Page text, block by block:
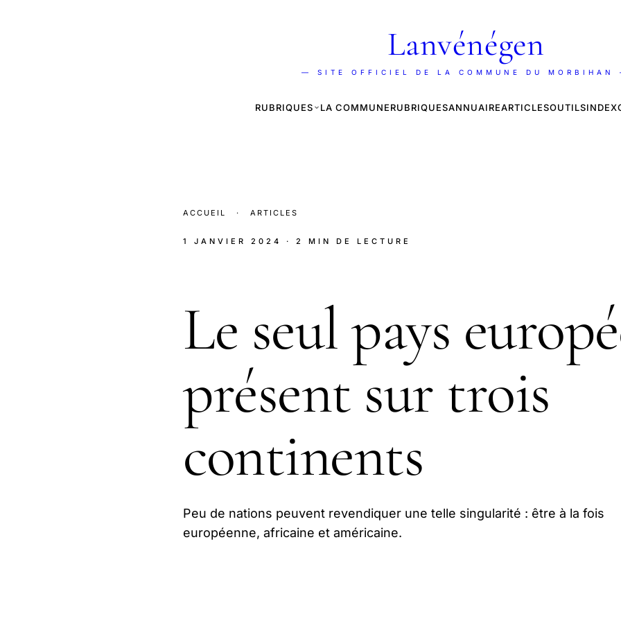
Lanvénégen
— SITE OFFICIEL DE LA COMMUNE DU MORBIHAN
RUBRIQUES LA COMMUNERUBRIQUESANNUAIREARTICLESOUTILSINDEX
ACCUEIL · ARTICLES
1 JANVIER 2024 · 2 MIN DE LECTURE
Le seul pays
présent sur trois
continents
Peu de nations peuvent revendiquer une telle singularité : être à la fois
européenne, africaine et américaine.